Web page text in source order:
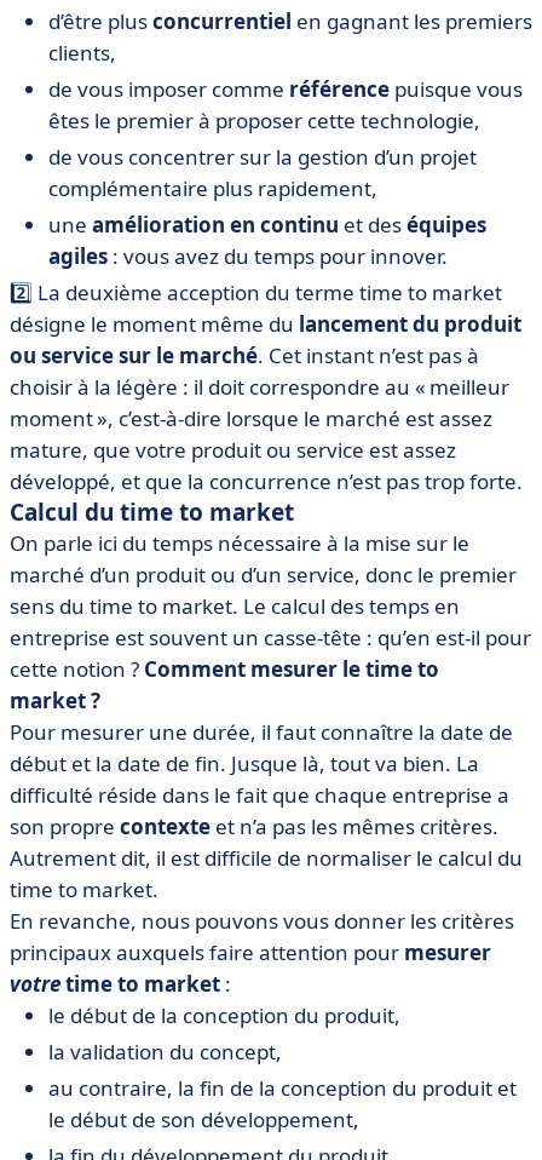
d’être plusconcurrentiel en gagnant les premiers
clients,
de vous imposer comme référence puisque vous
êtes le premier à proposer cette technologie,
de vous concentrer sur la gestion d’un projet
complémentaire plus rapidement,
une amélioration en continu et deséquipes
agiles : vous avez du temps pour innover.
2️⃣ La deuxième acception du terme time to market
désigne le moment même du lancement du produit
ou service sur le marché. Cet instant n’est pas à
choisir à la légère : il doit correspondre au « meilleur
moment », c’est-à-dire lorsque le marché est assez
mature, que votre produit ou service est assez
développé, et que la concurrence n’est pas trop forte.
Calcul du time to market
On parle ici du temps nécessaire à la mise sur le
marché d’un produit ou d’un service, donc le premier
sens du time to market. Le calcul des temps en
entreprise est souvent un casse-tête : qu’en est-il pour
cette notion ? Comment mesurer le time to
market ?
Pour mesurer une durée, il faut connaître la date de
début et la date de fin. Jusque là, tout va bien. La
difficulté réside dans le fait que chaque entreprise a
son propre contexte et n’a pas les mêmes critères.
Autrement dit, il est difficile de normaliser le calcul du
time to market.
En revanche, nous pouvons vous donner les critères
principaux auxquels faire attention pour mesurer
votretime to market :
le début de la conception du produit,
la validation du concept,
au contraire, la fin de la conception du produit et
le début de son développement,